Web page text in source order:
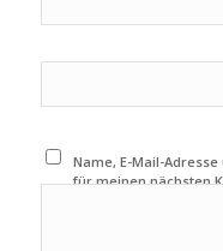
Name, E-Mail-
für meinen nächsten